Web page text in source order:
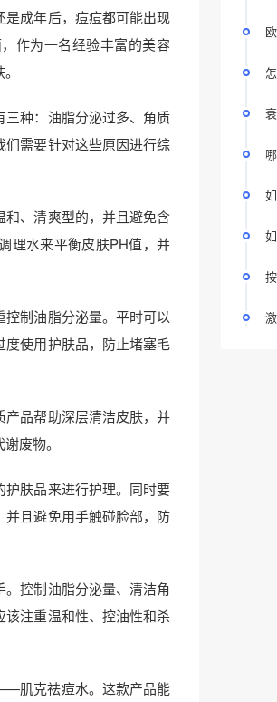
成年后，痘痘都可能出现
作为一名经验丰富的美容
种：油脂分泌过多、角质
需要针对这些原因进行综
、清爽型的，并且避免含
理水来平衡皮肤PH值，并
制油脂分泌量。平时可以
使用护肤品，防止堵塞毛
品帮助深层清洁皮肤，并
废物。
肤品来进行护理。同时要
且避免用手触碰脸部，防
控制油脂分泌量、清洁角
注重温和性、控油性和杀
肌克祛痘水。这款产品能